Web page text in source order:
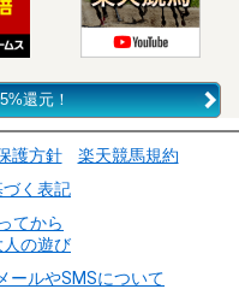
還元！
護方針
楽天競馬規約
く表記
てから
の遊び
ールやSMSについて